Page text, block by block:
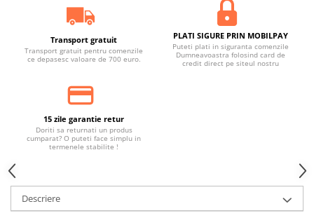
Tuning evacuare
Accesorii tobe
Banda termoizolata
Capete toba
Tuning iluminari
Becuri LED
Faruri
Iluminari autoutilitare
Kituri xenon
Transport gratuit
Transport gratuit pentru comenzile
ce depasesc valoare de 700 euro.
PLATI SIGURE PRIN MOBILPAY
Puteti plati in siguranta comenzile
Dumneavoastra folosind card de
credit direct pe siteul nostru
15 zile garantie retur
Doriti sa returnati un produs
cumparat? O puteti face simplu in
termenele stabilite !
Descriere